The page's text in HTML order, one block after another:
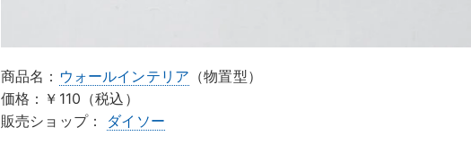
商品名： ウォールインテリア （物置型）
価格：￥110（税込）
販売ショップ： ダイソー